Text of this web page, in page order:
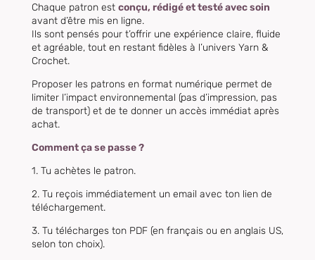
Chaque patron est conçu, rédigé et testé avec soin
avant d’être mis en ligne.
Ils sont pensés pour t’offrir une expérience claire, fluide
et agréable, tout en restant fidèles à l’univers Yarn &
Crochet.
Proposer les patrons en format numérique permet de
limiter l’impact environnemental (pas d’impression, pas
de transport) et de te donner un accès immédiat après
achat.
Comment ça se passe ?
1. Tu achètes le patron.
2. Tu reçois immédiatement un email avec ton lien de
téléchargement.
3. Tu télécharges ton PDF (en français ou en anglais US,
selon ton choix).